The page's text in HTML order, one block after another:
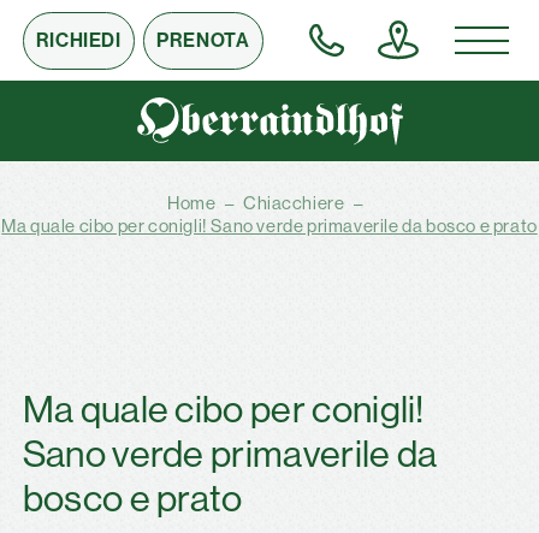
RICHIEDI PRENOTA
Home – Chiacchiere –
Ma quale cibo per conigli! Sano verde primaverile da bosco e prato
Ma quale cibo per conigli!
Sano verde primaverile da
bosco e prato